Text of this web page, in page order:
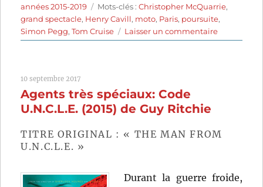
le
années 2015-2019
Étiquettes
Mots-clés :Christopher McQuarrie,
grand spectacle, Henry Cavill, moto, Paris, poursuite,
Simon Pegg,Tom Cruise Laisser un commentairesur
Mission
10 septembre 2017
Agents très spéciaux: Code
U.N.C.L.E. (2015) de Guy Ritchie
TITRE ORIGINAL : « THE MAN FROM
U.N.C.L.E. »
Durant la guerre froide,